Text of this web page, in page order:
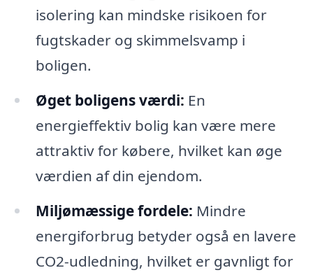
isolering kan mindske risikoen for
fugtskader og skimmelsvamp i
boligen.
Øget boligens værdi: En
energieffektiv bolig kan være mere
attraktiv for købere, hvilket kan øge
værdien af din ejendom.
Miljømæssige fordele: Mindre
energiforbrug betyder også en lavere
CO2-udledning, hvilket er gavnligt for